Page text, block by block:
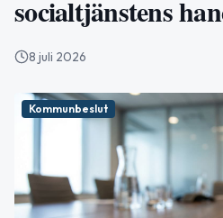
socialtjänstens
8 juli 2026
Kommunbeslut